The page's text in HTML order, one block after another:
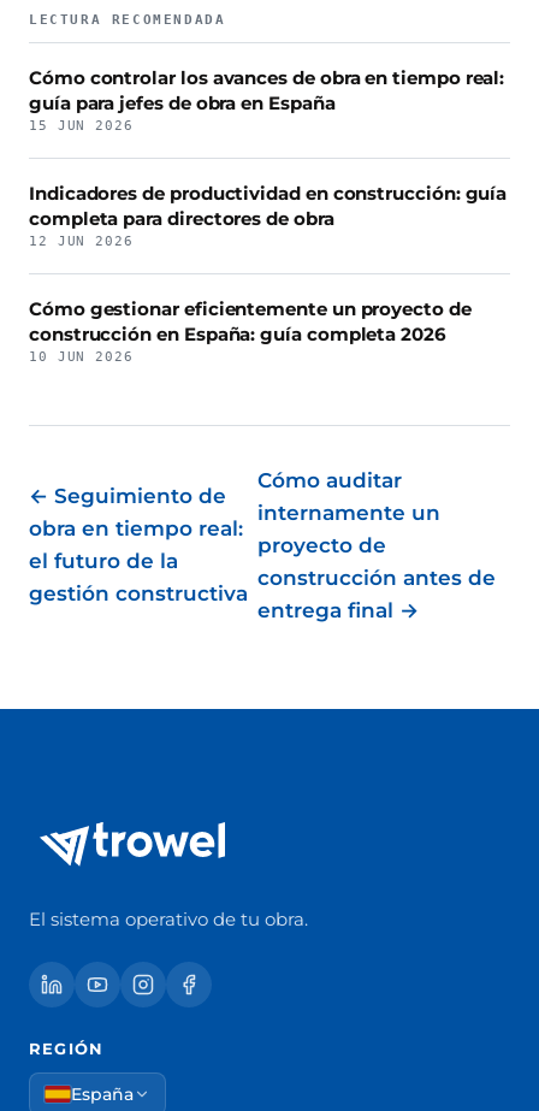
LECTURA RECOMENDADA
Cómo controlar los avances de obra en tiempo real:
guía para jefes de obra en España
15 JUN 2026
Indicadores de productividad en construcción: guía
completa para directores de obra
12 JUN 2026
Cómo gestionar eficientemente un proyecto de
construcción en España: guía completa 2026
10 JUN 2026
← Seguimiento de
obra en tiempo real:
el futuro de la
gestión constructiva
Cómo auditar
internamente un
proyecto de
construcción antes de
entrega final →
El sistema operativo de tu obra.
REGIÓN
España